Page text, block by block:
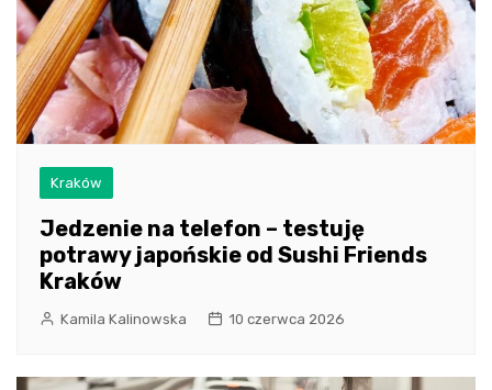
Kraków
Jedzenie na telefon – testuję
potrawy japońskie od Sushi Friends
Kraków
Kamila Kalinowska 10 czerwca 2026